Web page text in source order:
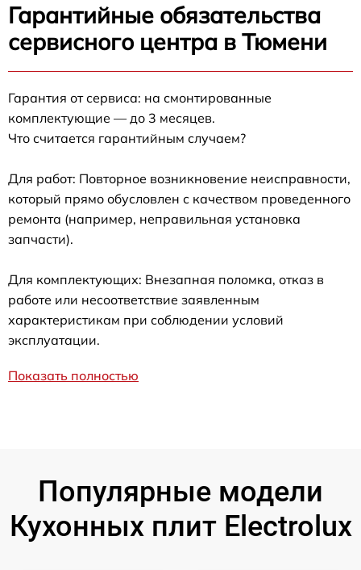
Гарантийные обязательства
сервисного центра в Тюмени
Гарантия от сервиса: на смонтированные
комплектующие — до 3 месяцев.
Что считается гарантийным случаем?
Для работ: Повторное возникновение неисправности,
который прямо обусловлен с качеством проведенного
ремонта (например, неправильная установка
запчасти).
Для комплектующих: Внезапная поломка, отказ в
работе или несоответствие заявленным
характеристикам при соблюдении условий
эксплуатации.
Показать полностью
Популярные модели
Кухонных плит Electrolux